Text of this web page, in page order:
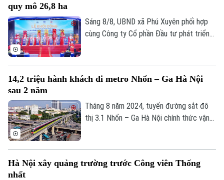
quy mô 26,8 ha
Sáng 8/8, UBND xã Phú Xuyên phối hợp
cùng Công ty Cổ phần Đầu tư phát triển
Tiến. Dự và chỉ đạo buổi lễ có Ủy viên Ban
thành phố Hà Nội Nguyễn Xuân Lưu.
14,2 triệu hành khách đi metro Nhổn – Ga Hà Nội
sau 2 năm
Tháng 8 năm 2024, tuyến đường sắt đô
thị 3.1 Nhổn – Ga Hà Nội chính thức vận
tổng cộng gần 14,2 triệu lượt hành khách.
Hà Nội xây quảng trường trước Công viên Thống
nhất